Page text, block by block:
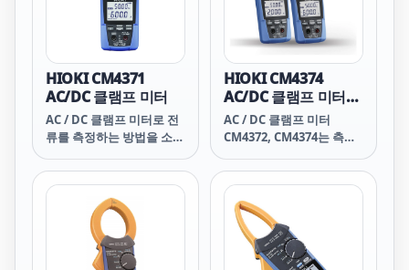
HIOKI CM4371
AC/DC 클램프 미터
AC / DC 클램프 미터로 전
류를 측정하는 방법을 소개
HIOKI CM4374
AC/DC 클램프 미터
(Bluetooth® 무선기
술탑재)
AC / DC 클램프 미터
CM4372, CM4374는 측정
시, 보존할 수 있으며 레포
트 작성이 가능합니다.